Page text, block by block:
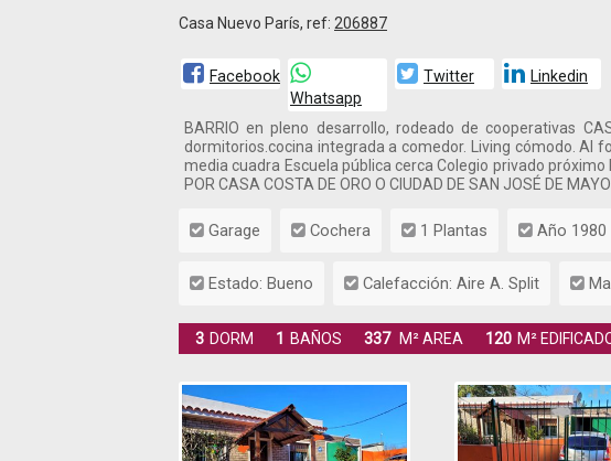
Casa Nuevo París, ref: 206887
Facebook
Whatsapp
Twitter Linkedin
BARRIO en pleno desarrollo, rodeado de cooperativas
dormitorios.cocina integrada a comedor. Living cómodo. Al
media cuadra Escuela pública cerca Colegio privado
POR CASA COSTA DE ORO O CIUDAD DE SAN JOSÉ DE MAYO
Garage Cochera 1 Plantas Año 1980
Estado: Bueno Calefacción: Aire A. Split
3 DORM 1 BAÑOS 337 M² AREA 120 M²